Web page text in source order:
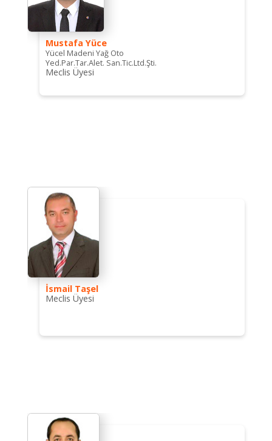
Mustafa Yüce
Yücel Madeni Yağ Oto
Yed.Par.Tar.Alet. San.Tic.Ltd.Şti.
Meclis Üyesi
İsmail Taşel
Meclis Üyesi